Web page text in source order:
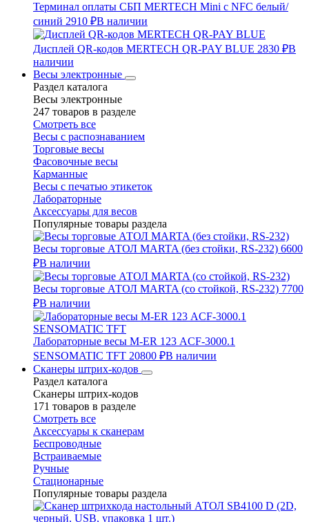
Терминал оплаты СБП MERTECH Mini с NFC белый/
синий 2910 ₽В наличии
Дисплей QR-кодов MERTECH QR-PAY BLUE 2830 ₽В
наличии
Весы электронные
Раздел каталога
Весы электронные
247 товаров в разделе
Смотреть все
Весы с распознаванием
Торговые весы
Фасовочные весы
Карманные
Весы с печатью этикеток
Лабораторные
Аксессуары для весов
Популярные товары раздела
Весы торговые АТОЛ MARTA (без стойки, RS-232) 6600
₽В наличии
Весы торговые АТОЛ MARTA (со стойкой, RS-232) 7700
₽В наличии
Лабораторные весы M-ER 123 АCF-3000.1
SENSOMATIC TFT 20800 ₽В наличии
Сканеры штрих-кодов
Раздел каталога
Сканеры штрих-кодов
171 товаров в разделе
Смотреть все
Аксессуары к сканерам
Беспроводные
Встраиваемые
Ручные
Стационарные
Популярные товары раздела